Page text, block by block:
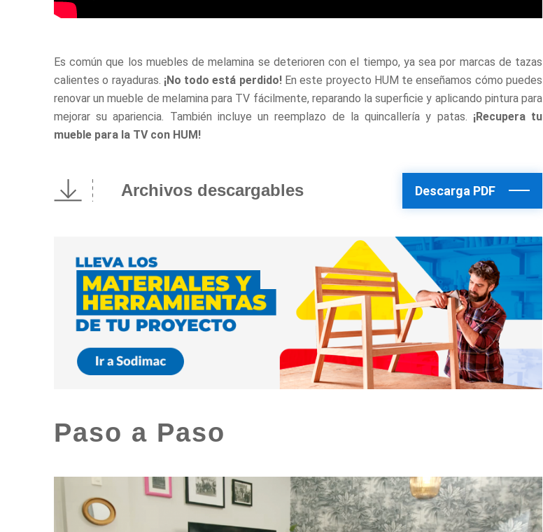
Es común que los muebles de melamina se deterioren con el tiempo, ya sea por marcas de tazas
calientes o rayaduras. ¡No todo está perdido!En este proyecto HUM te enseñamos cómo puedes
renovar un mueble de melamina para TV fácilmente, reparando la superficie y aplicando pintura para
mejorar su apariencia. También incluye un reemplazo de la quincallería y patas. ¡Recupera tu
mueble para la TV con HUM!
Archivos descargables Descarga PDF
Paso a Paso